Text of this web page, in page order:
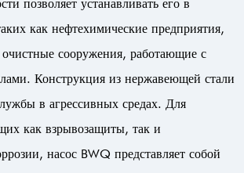
позволяет устанавливать его в
как нефтехимические предприятия,
сооружения, работающие с
Конструкция из нержавеющей стали
в агрессивных средах. Для
как взрывозащиты, так и
насос BWQ представляет собой